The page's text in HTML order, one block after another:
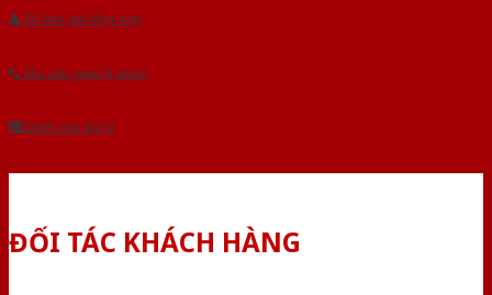
Tải báo giá tổng hợp
Yêu cầu gọi lại (3 phút)
Dành cho đại lý
ĐỐI TÁC KHÁCH HÀNG